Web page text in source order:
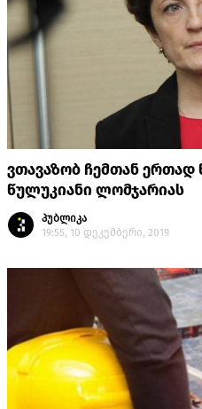
ვთავაზობ ჩემთან ერთად
წულუკიანი ლომჯარიას
პუბლიკა
19:55, 10 დეკემბერი, 2019